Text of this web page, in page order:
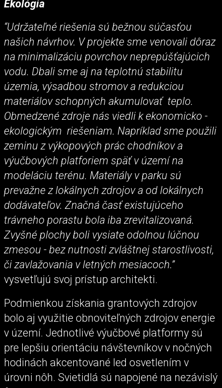
Ekológia
“Udržateľné riešenia sú bežnou súčasťou
našich návrhov. V projekte sme venovali dôraz
na minimalizáciu povrchov neprepúšťajúcich
vodu. Dbali sme aj na teplotnú stabilitu
územia, výsadbou stromov a redukciou
materiálov schopných akumulovať teplo.
Obmedzené zdroje nás viedli k ekonomicko -
ekologickým riešeniam. Napríklad sme použili
zeminu z výkopových prác chodníkov a
výučbových platforiem späť v území na
modeláciu terénu. Materiály v parku sú
prevažne z lokálnych zdrojov a od lokálnych
dodávateľov. Značná časť existujúceho
trávneho porastu bola iba zrevitalizovaná.
Zvyšné plochy boli vysiate odolnou lúčnou
zmesou - bez nutnosti zvláštnej starostlivosti,
či zavlažovania v letných mesiacoch.”
vysvetľujú svoj prístup architekti.
Podmienkou získania grantových zdrojov
bolo aj využitie obnoviteľných zdrojov energie
v území. Jednotlivé výučbové platformy sú
pre lepšiu orientáciu návštevníkov v nočných
hodinách akcentované led osvetlením v
úrovni nôh. Svietidlá sú napojené na nezávislý